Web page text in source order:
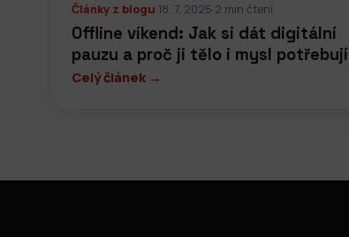
Články z blogu·18. 7. 2025·2 min čtení
Offline víkend: Jak si dát digitální
pauzu a proč ji tělo i mysl potřebují
Celý článek →